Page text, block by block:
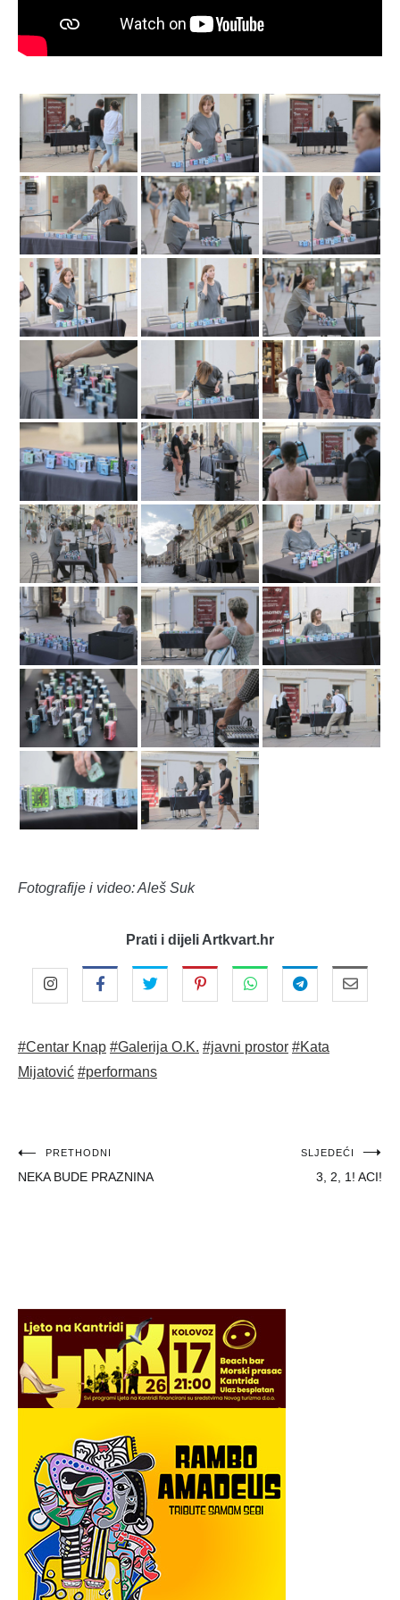
Fotografije i video: Aleš Suk
Prati i dijeli Artkvart.hr
#Centar Knap #Galerija O.K. #javni prostor #Kata
Mijatović #performans
Navigacija
objava
PRETHODNI
NEKA BUDE PRAZNINA
SLJEDEĆI
3, 2, 1! ACI!